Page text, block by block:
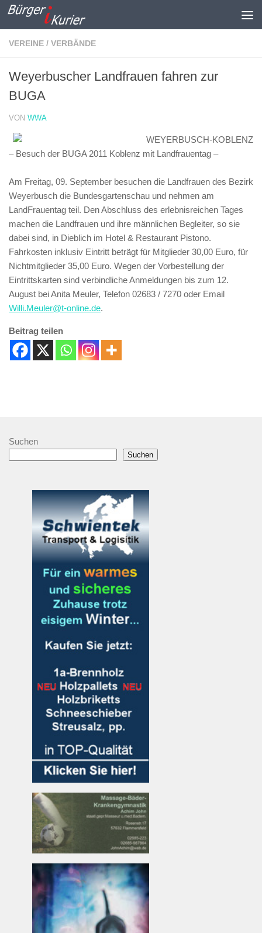
Zum Inhalt springen
VEREINE / VERBÄNDE
Weyerbuscher Landfrauen fahren zur
BUGA
VON WWA
WEYERBUSCH-KOBLENZ
– Besuch der BUGA 2011 Koblenz mit Landfrauentag –
Am Freitag, 09. September besuchen die Landfrauen des Bezirk
Weyerbusch die Bundesgartenschau und nehmen am
LandFrauentag teil. Den Abschluss des erlebnisreichen Tages
machen die Landfrauen und ihre männlichen Begleiter, so sie
dabei sind, in Dieblich im Hotel & Restaurant Pistono.
Fahrkosten inklusiv Eintritt beträgt für Mitglieder 30,00 Euro, für
Nichtmitglieder 35,00 Euro. Wegen der Vorbestellung der
Eintrittskarten sind verbindliche Anmeldungen bis zum 12.
August bei Anita Meuler, Telefon 02683 / 7270 oder Email
Willi.Meuler@t-online.de.
Beitrag teilen
Suchen
Suchen